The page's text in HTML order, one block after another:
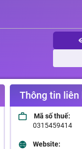
Thông tin liên
Mã số thuế:
0315459414
Website: